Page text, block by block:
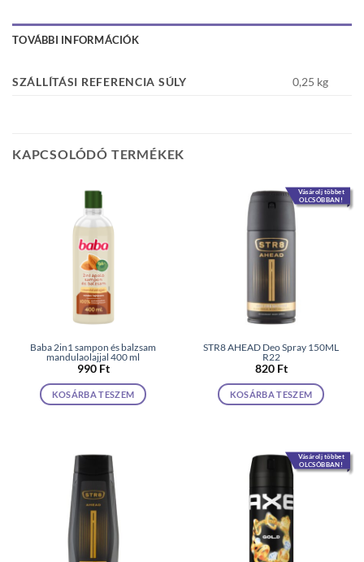
TOVÁBBI INFORMÁCIÓK
SZÁLLÍTÁSI REFERENCIA SÚLY 0,25 kg
KAPCSOLÓDÓ TERMÉKEK
Baba 2in1 sampon és balzsam
mandulaolajjal 400 ml
990 Ft
KOSÁRBA TESZEM
Vásárolj többet
OLCSÓBBAN!
STR8 AHEAD Deo Spray 150ML
R22
820 Ft
KOSÁRBA TESZEM
Vásárolj többet
OLCSÓBBAN!